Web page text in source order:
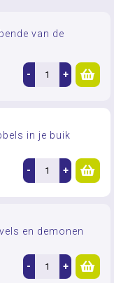
van de
- +
in je buik
- +
en demonen
- +